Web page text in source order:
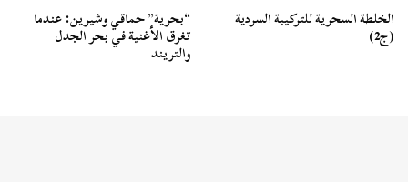
الخلطة السحرية للتركيبة السردية
(ج2)
“بحرية” حماقي وشيرين: عندما
تغرق الأغنية في بحر الجدل
والتريند